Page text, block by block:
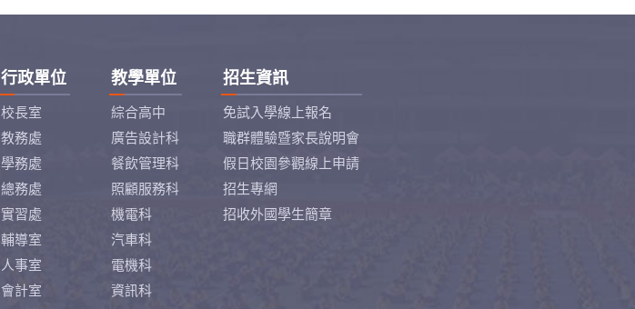
行政單位
校長室
教務處
學務處
總務處
實習處
輔導室
人事室
會計室
教學單位
綜合高中
廣告設計科
餐飲管理科
照顧服務科
機電科
汽車科
電機科
資訊科
招生資訊
免試入學線上報名
職群體驗暨家長說明會
假日校園參觀線上申請
招生專網
招收外國學生簡章